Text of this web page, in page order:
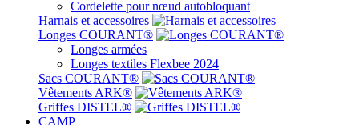
Cordelette pour nœud autobloquant
Harnais et accessoires
Longes COURANT®
Longes armées
Longes textiles Flexbee 2024
Sacs COURANT®
Vêtements ARK®
Griffes DISTEL®
CAMP